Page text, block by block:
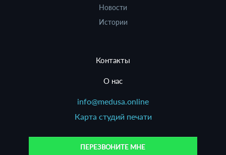
Новости
Истории
Контакты
О нас
info@medusa.online
Карта студий печати
ПЕРЕЗВОНИТЕ МНЕ